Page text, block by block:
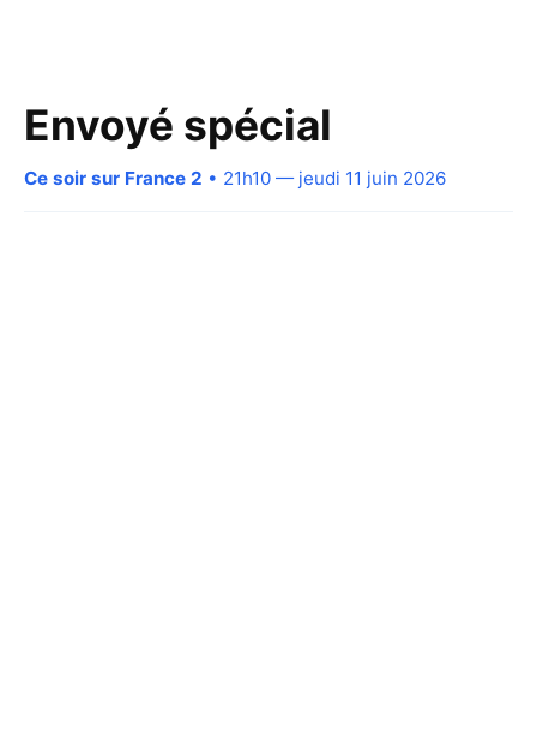
Envoyé spécial
Ce soir sur France 2 • 21h10 — jeudi 11 juin 2026